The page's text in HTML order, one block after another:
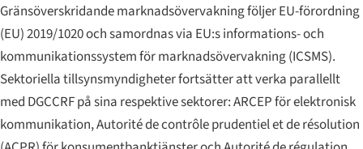
Gränsöverskridande marknadsövervakning följer EU-förordning
(EU) 2019/1020 och samordnas via EU:s informations- och
kommunikationssystem för marknadsövervakning (ICSMS).
Sektoriella tillsynsmyndigheter fortsätter att verka parallellt
med DGCCRF på sina respektive sektorer: ARCEP för elektronisk
kommunikation, Autorité de contrôle prudentiel et de résolution